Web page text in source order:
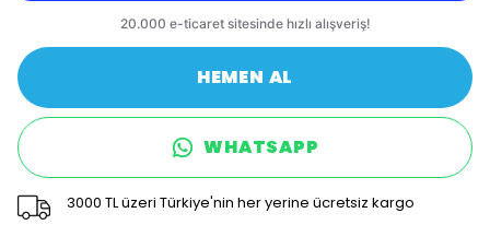
HEMEN AL
WHATSAPP
3000 TL üzeri Türkiye'nin her yerine ücretsiz kargo